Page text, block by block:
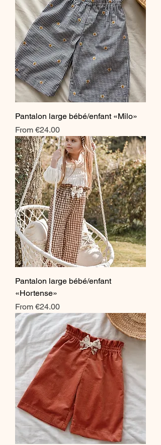
Pantalon large bébé/enfant «Milo»
From €24.00
Sale Price
Pantalon large bébé/enfant
«Hortense»
From €24.00
Sale Price